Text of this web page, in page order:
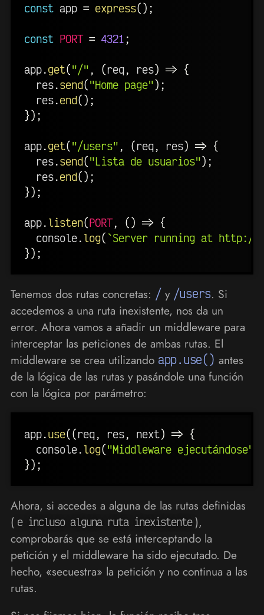
const app = express() ;
const PORT = 4321 ;
app.get("/" , (req, res) => {
  res
.send("Home page") ;
  res
.end() ;
}) ;
app.get("/users" , (req, res) => {
  res
.send("Lista de usuarios") ;
  res
.end() ;
}) ;
app. listen(PORT, () => {
  console
. log( `Server running at http://
}) ;
Tenemos dos rutas concretas: /y /users. Si
accedemos a una ruta inexistente, nos da un
error. Ahora vamos a añadir un middleware para
interceptar las peticiones de ambas rutas. El
middleware se crea utilizando app.use() antes
de la lógica de las rutas y pasándole una función
con la lógica por parámetro:
app. use((req res next) => {
  console
. log("Middleware ejecutándose"
}) ;
Ahora, si accedes a alguna de las rutas definidas
( e incluso alguna ruta inexistente ),
comprobarás que se está interceptando la
petición y el middleware ha sido ejecutado. De
hecho, «secuestra» la petición y no continua a las
rutas.